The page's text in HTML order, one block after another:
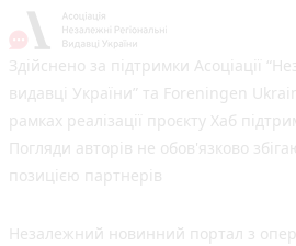
Здійснено за підтримки Асоціації
видавці України” та Foreningen
рамках реалізації проєкту Хаб
Погляди авторів не обов'язково
позицією партнерів
Незалежний новинний портал з